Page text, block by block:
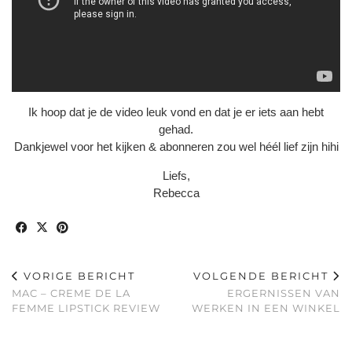
Ik hoop dat je de video leuk vond en dat je er iets aan hebt
gehad.
Dankjewel voor het kijken & abonneren zou wel héél lief zijn hihi
Liefs,
Rebecca
VORIGE BERICHT
MAC – CREME DE LA
FEMME LIPSTICK REVIEW
VOLGENDE BERICHT
ERGERNISSEN VAN
WERKEN IN EEN WINKEL